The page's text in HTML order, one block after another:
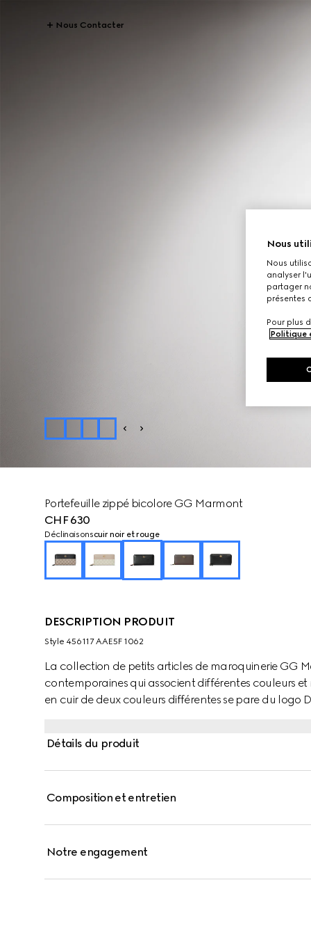
Nous Contacter
Portefeuille zippé bicolore GG Marmont
CHF 630
Déclinaisonscuir noir et rouge
DESCRIPTION PRODUIT
Style ‎456117 AAE5F 1062
La collection de petits articles de maroquinerie GG
contemporaines qui associent différentes couleurs
en cuir de deux couleurs différentes se pare du logo
Détails du produit
Composition et entretien
Notre engagement
Nous
Nous
analyser
partager
présentes
Pour plus
Politique